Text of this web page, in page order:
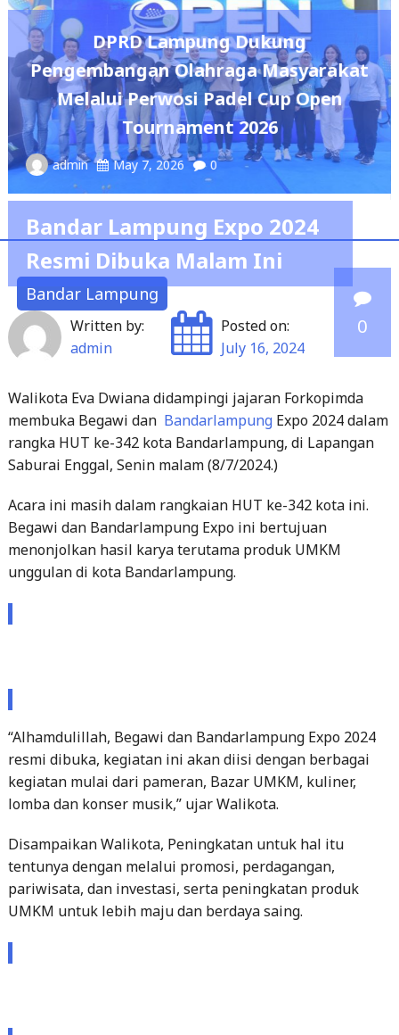
DPRD Lampung Dukung
Pengembangan Olahraga Masyarakat
Melalui Perwosi Padel Cup Open
Tournament 2026
admin May 7, 2026 0
Bandar Lampung
0
Bandar Lampung Expo 2024
Resmi Dibuka Malam Ini
Written by:
admin
Posted on:
July 16, 2024
Walikota Eva Dwiana didampingi jajaran Forkopimda
membuka Begawi dan BandarlampungExpo 2024 dalam
rangka HUT ke-342 kota Bandarlampung, di Lapangan
Saburai Enggal, Senin malam (8/7/2024.)
Acara ini masih dalam rangkaian HUT ke-342 kota ini.
Begawi dan Bandarlampung Expo ini bertujuan
menonjolkan hasil karya terutama produk UMKM
unggulan di kota Bandarlampung.
“Alhamdulillah, Begawi dan Bandarlampung Expo 2024
resmi dibuka, kegiatan ini akan diisi dengan berbagai
kegiatan mulai dari pameran, Bazar UMKM, kuliner,
lomba dan konser musik,” ujar Walikota.
Disampaikan Walikota, Peningkatan untuk hal itu
tentunya dengan melalui promosi, perdagangan,
pariwisata, dan investasi, serta peningkatan produk
UMKM untuk lebih maju dan berdaya saing.